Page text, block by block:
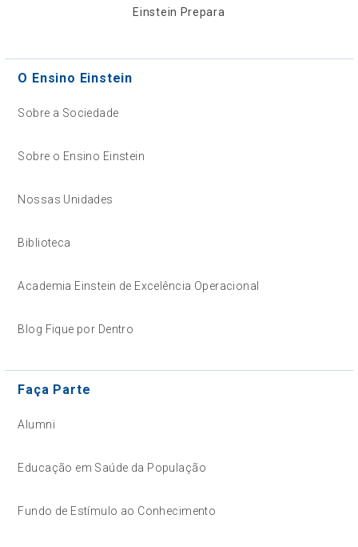
Einstein Prepara
O Ensino Einstein
Sobre a Sociedade
Sobre o Ensino Einstein
Nossas Unidades
Biblioteca
Academia Einstein de Excelência Operacional
Blog Fique por Dentro
Faça Parte
Alumni
Educação em Saúde da População
Fundo de Estímulo ao Conhecimento